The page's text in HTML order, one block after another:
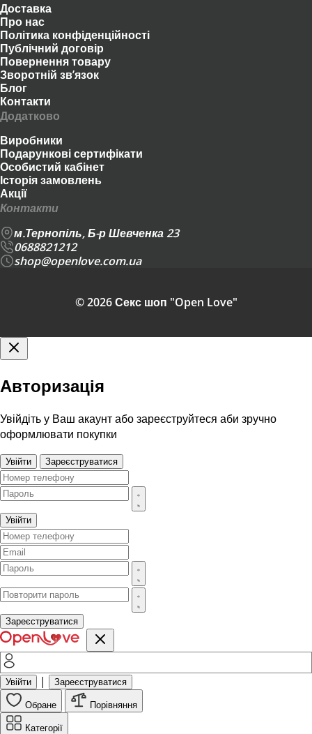
Доставка
Про нас
Політика конфіденційності
Публічний договір
Повернення товару
Зворотній зв’язок
Блог
Контакти
Додатково
Виробники
Подарункові сертифікати
Особистий кабінет
Історія замовлень
Акції
Контакти
м.Тернопіль, Б-р Шевченка 23
0688821212
shop@openlove.com.ua
© 2026 Секс шоп "Open Love"
Авторизація
Увійдіть у Ваш акаунт або зареєструйтеся аби зручно
оформлювати покупки
Увійти Зареєструватися
Увійти
Зареєструватися
Увійти | Зареєструватися
Обране Порівняння
Категорії